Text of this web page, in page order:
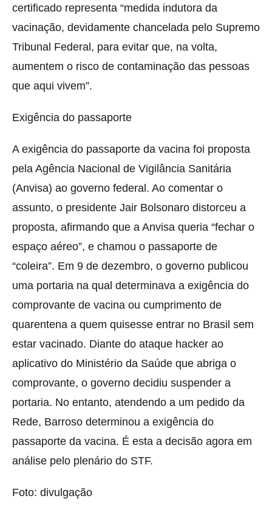
certificado representa “medida indutora da
vacinação, devidamente chancelada pelo Supremo
Tribunal Federal, para evitar que, na volta,
aumentem o risco de contaminação das pessoas
que aqui vivem”.
Exigência do passaporte
A exigência do passaporte da vacina foi proposta
pela Agência Nacional de Vigilância Sanitária
(Anvisa) ao governo federal. Ao comentar o
assunto, o presidente Jair Bolsonaro distorceu a
proposta, afirmando que a Anvisa queria “fechar o
espaço aéreo”, e chamou o passaporte de
“coleira”. Em 9 de dezembro, o governo publicou
uma portaria na qual determinava a exigência do
comprovante de vacina ou cumprimento de
quarentena a quem quisesse entrar no Brasil sem
estar vacinado. Diante do ataque hacker ao
aplicativo do Ministério da Saúde que abriga o
comprovante, o governo decidiu suspender a
portaria. No entanto, atendendo a um pedido da
Rede, Barroso determinou a exigência do
passaporte da vacina. É esta a decisão agora em
análise pelo plenário do STF.
Foto: divulgação